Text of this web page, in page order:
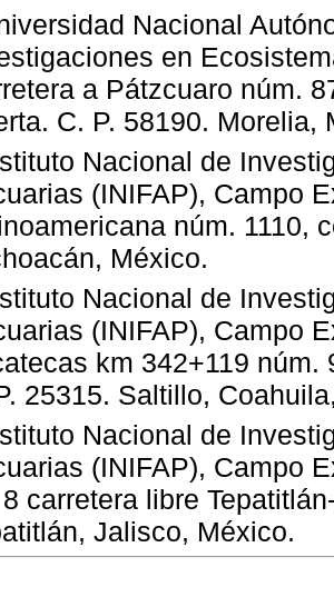
Nacional
en
a Pátzcuaro núm.
C. P. 58190. Morelia,
Nacional de
(INIFAP), Campo
núm. 1110,
México.
Nacional de
(INIFAP), Campo
km 342+119
25315. Saltillo,
Nacional de
(INIFAP), Campo
carretera libre
Jalisco, México.